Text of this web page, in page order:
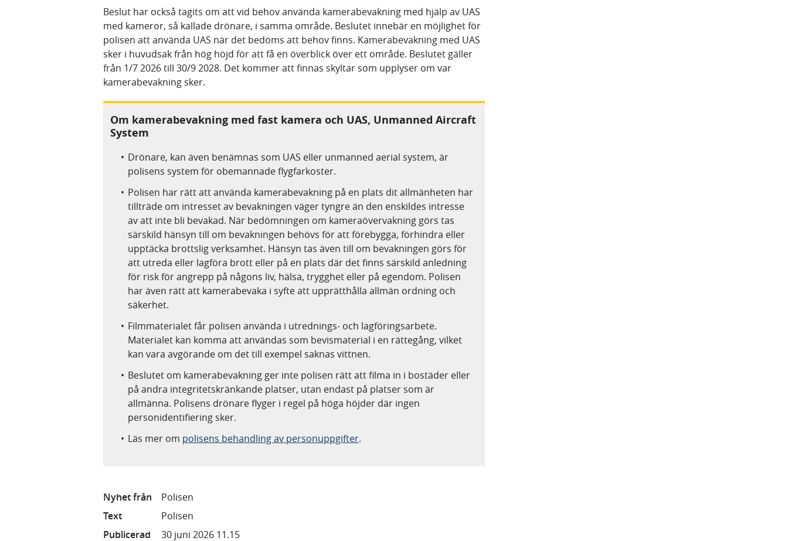
Beslut har också tagits om att vid behov använda kamerabevakning med hjälp av UAS
med kameror, så kallade drönare, i samma område. Beslutet innebär en möjlighet för
polisen att använda UAS när det bedöms att behov finns. Kamerabevakning med UAS
sker i huvudsak från hög höjd för att få en överblick över ett område. Beslutet gäller
från 1/7 2026 till 30/9 2028. Det kommer att finnas skyltar som upplyser om var
kamerabevakning sker.
Om kamerabevakning med fast kamera och UAS, Unmanned Aircraft
System
Drönare, kan även benämnas som UAS eller unmanned aerial system, är
polisens system för obemannade flygfarkoster.
Polisen har rätt att använda kamerabevakning på en plats dit allmänheten har
tillträde om intresset av bevakningen väger tyngre än den enskildes intresse
av att inte bli bevakad. När bedömningen om kameraövervakning görs tas
särskild hänsyn till om bevakningen behövs för att förebygga, förhindra eller
upptäcka brottslig verksamhet. Hänsyn tas även till om bevakningen görs för
att utreda eller lagföra brott eller på en plats där det finns särskild anledning
för risk för angrepp på någons liv, hälsa, trygghet eller på egendom. Polisen
har även rätt att kamerabevaka i syfte att upprätthålla allmän ordning och
säkerhet.
Filmmaterialet får polisen använda i utrednings- och lagföringsarbete.
Materialet kan komma att användas som bevismaterial i en rättegång, vilket
kan vara avgörande om det till exempel saknas vittnen.
Beslutet om kamerabevakning ger inte polisen rätt att filma in i bostäder eller
på andra integritetskränkande platser, utan endast på platser som är
allmänna. Polisens drönare flyger i regel på höga höjder där ingen
personidentifiering sker.
Läs mer om polisens behandling av personuppgifter.
Nyhet från
Polisen
Text
Polisen
Publicerad
30 juni 2026 11.15